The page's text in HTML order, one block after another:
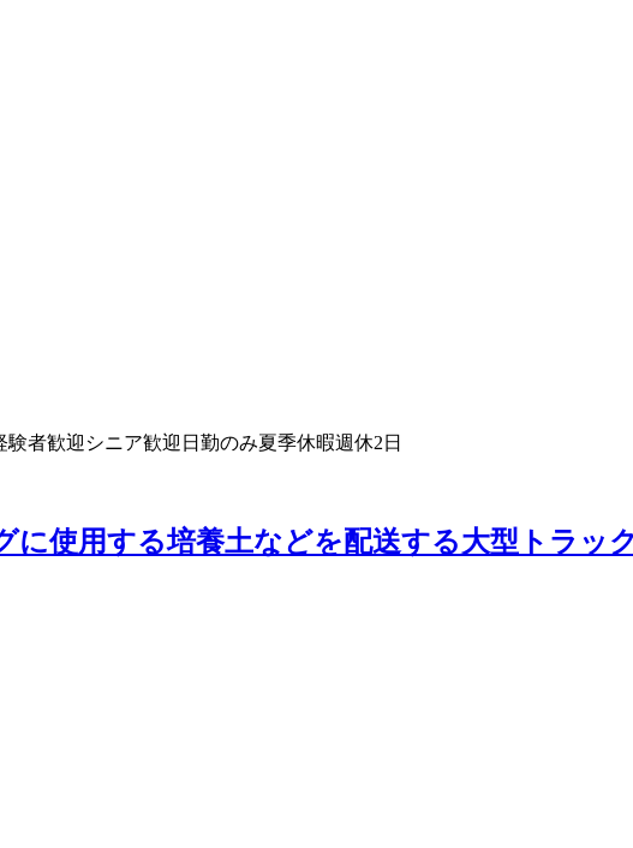
験者歓迎 シニア歓迎 日勤のみ夏季休暇週休2日
に使用する培養土などを配送する大型トラッ